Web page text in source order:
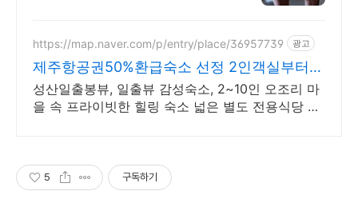
경험하세요.
https://map.naver.com/p/entry/place/36957739 광고
제주항공권50%환급숙소 선정 2인객실부터
10인객실 구성
성산일출봉뷰, 일출뷰 감성숙소, 2~10인 오조리 마
을 속 프라이빗한 힐링 숙소 넓은 별도 전용식당 공
5 구독하기